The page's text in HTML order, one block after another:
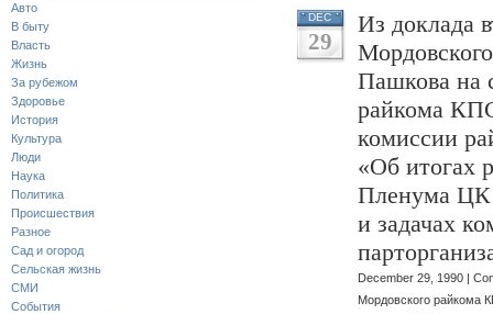
Авто
В быту
Власть
Жизнь
За рубежом
Здоровье
История
Культура
Люди
Наука
Политика
Происшествия
Разное
Сад и огород
Сельская жизнь
СМИ
События
DEC
29
Из доклада
Пашкова на
райкома
комиссии
«Об итогах
Пленума
и задачах
December 29, 1990 |
Мордовского райкома